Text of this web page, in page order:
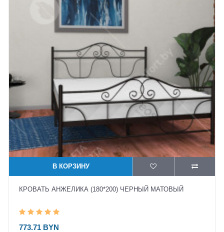
В КОРЗИНУ
КРОВАТЬ АНЖЕЛИКА (180*200) ЧЕРНЫЙ МАТОВЫЙ
773.71 BYN